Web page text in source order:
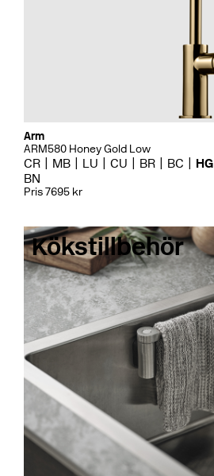
Arm
ARM580 Honey Gold Low
CR MB LU CU BR BC HG
BN
Pris 7695 kr
Kökstillbehör